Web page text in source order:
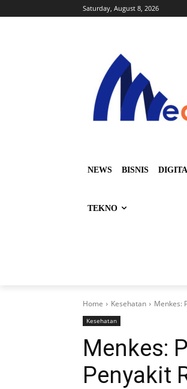
Saturday, August 8, 2026
NEWS BISNIS
TEKNO
Home Kesehatan Menkes:
Kesehatan
Menkes:
Penyakit